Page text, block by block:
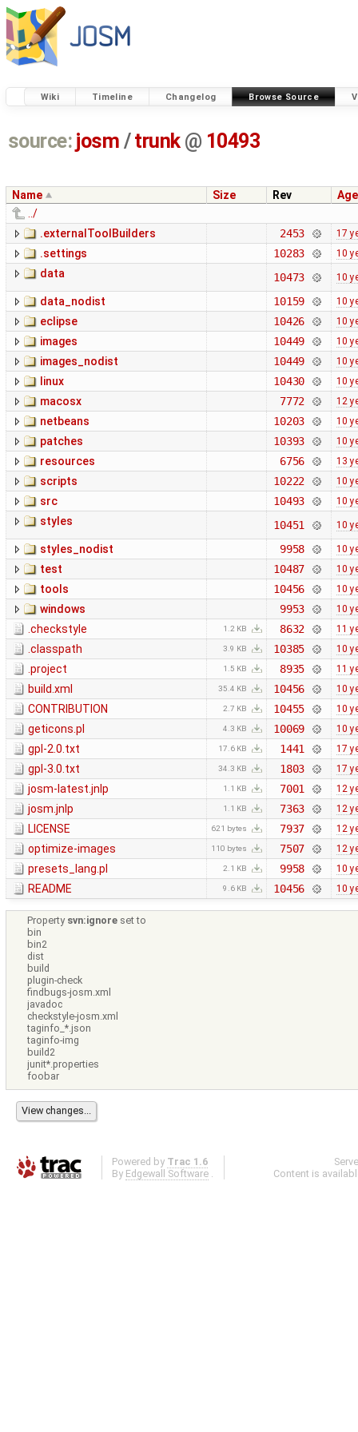
Wiki Timeline Changelog Browse Source
source: josm / trunk @ 10493
Name Size Rev
Age
../
.externalToolBuilders
2453 17
.settings 10283 10
data 10473 10
data_nodist 10159 10
eclipse 10426 10
images 10449 10
images_nodist 10449 10
linux 10430 10
macosx 7772 12
netbeans 10203 10
patches 10393 10
resources 6756 13
scripts 10222 10
src 10493 10
styles 10451 10
styles_nodist 9958 10
test 10487 10
tools 10456 10
windows 9953 10
.checkstyle 1.2 KB 8632 11
.classpath 3.9 KB 10385 10
.project 1.5 KB 8935 11
build.xml 35.4 KB 10456 10
CONTRIBUTION 2.7 KB 10455 10
geticons.pl 4.3 KB 10069 10
gpl-2.0.txt 17.6 KB 1441 17
gpl-3.0.txt 34.3 KB 1803 17
josm-latest.jnlp 1.1 KB 7001 12
josm.jnlp 1.1 KB 7363 12
LICENSE 621 bytes 7937 12
optimize-images 110 bytes 7507 12
presets_lang.pl 2.1 KB 9958 10
README 9.6 KB 10456 10
Property svn:ignore set to
bin
bin2
dist
build
plugin-check
findbugs-josm.xml
javadoc
checkstyle-josm.xml
taginfo_*.json
taginfo-img
build2
junit*.properties
foobar
Powered by Trac 1.6
By Edgewall Software .
Content is